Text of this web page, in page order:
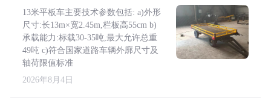
13米平板车主要技术参数包括: a)外形
尺寸:长13m×宽2.45m,栏板高55cm b)
承载能力:标载30-35吨,最大允许总重
49吨 c)符合国家道路车辆外廓尺寸及
轴荷限值标准
2026年8月4日